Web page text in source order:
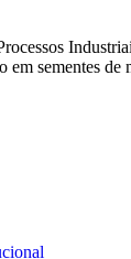
em sementes